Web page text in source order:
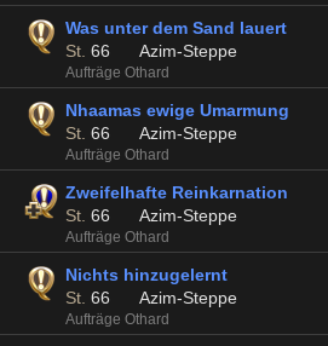
Was unter dem Sand lauert
St. 66 Azim-Steppe
Aufträge Othard
Nhaamas ewige Umarmung
St. 66 Azim-Steppe
Aufträge Othard
Zweifelhafte Reinkarnation
St. 66 Azim-Steppe
Aufträge Othard
Nichts hinzugelernt
St. 66 Azim-Steppe
Aufträge Othard